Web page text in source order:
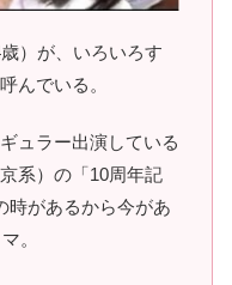
）が、いろいろす
んでいる。
ュラー出演している
系）の「10周年記
時があるから今があ
。